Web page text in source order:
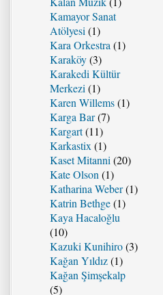
Kamayor Sanat
Atölyesi (1)
Kara Orkestra (1)
Karaköy(3)
Karakedi Kültür
Merkezi (1)
Karen Willems(1)
Karga Bar(7)
Kargart(11)
Karkastix (1)
Kaset Mitanni (20)
Kate Olson (1)
Katharina Weber(1)
Katrin Bethge(1)
Kaya Hacaloğlu
(10)
Kazuki Kunihiro(3)
Kağan Yıldız(1)
Kağan Şimşekalp
(5)